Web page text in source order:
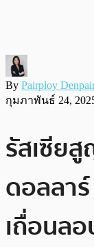
By Pairploy
กุมภาพันธ์ 24,
รัสเซีย
ดอลลา
เถื่อนล